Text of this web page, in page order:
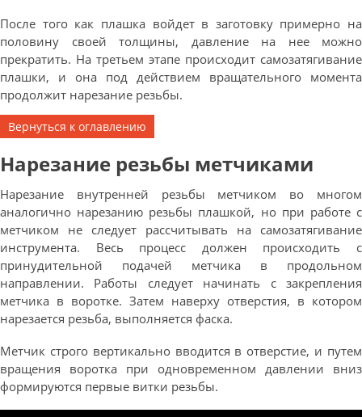
После того как плашка войдет в заготовку примерно на
половину своей толщины, давление на нее можно
прекратить. На третьем этапе происходит самозатягивание
плашки, и она под действием вращательного момента
продолжит нарезание резьбы.
Вернуться к оглавлению
Нарезание резьбы метчиками
Нарезание внутренней резьбы метчиком во многом
аналогично нарезанию резьбы плашкой, но при работе с
метчиком не следует рассчитывать на самозатягивание
инструмента. Весь процесс должен происходить с
принудительной подачей метчика в продольном
направлении. Работы следует начинать с закрепления
метчика в воротке. Затем наверху отверстия, в котором
нарезается резьба, выполняется фаска.
Метчик строго вертикально вводится в отверстие, и путем
вращения воротка при одновременном давлении вниз
формируются первые витки резьбы.